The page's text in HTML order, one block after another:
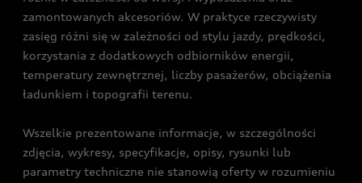
zamontowanych akcesoriów. W praktyce rzeczywisty
zasięg różni się w zależności od stylu jazdy, prędkości,
korzystania z dodatkowych odbiorników energii,
temperatury zewnętrznej, liczby pasażerów, obciążenia
ładunkiem i topografii terenu.
Wszelkie prezentowane informacje, w szczególności
zdjęcia, wykresy, specyfikacje, opisy, rysunki lub
parametry techniczne nie stanowią oferty w rozumieniu